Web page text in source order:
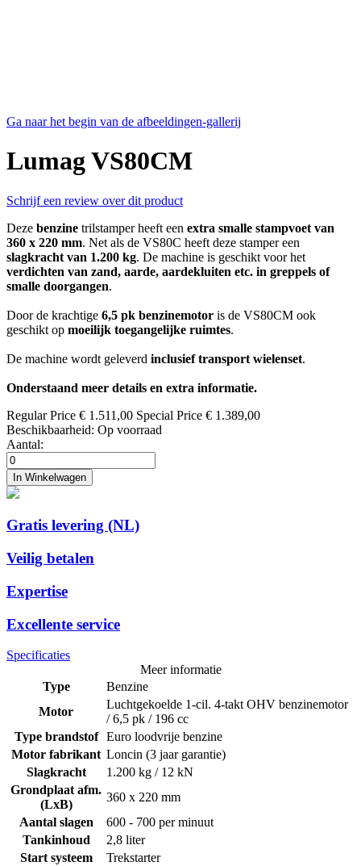
Ga naar het begin van de afbeeldingen-gallerij
Lumag VS80CM
Schrijf een review over dit product
Deze benzine trilstamper heeft een extra smalle stampvoet van
360 x 220 mm. Net als de VS80C heeft deze stamper een
slagkracht van 1.200 kg. De machine is geschikt voor het
verdichten van zand, aarde, aardekluiten etc. in greppels of
smalle doorgangen.
Door de krachtige 6,5 pk benzinemotor is de VS80CM ook
geschikt op moeilijk toegangelijke ruimtes.
De machine wordt geleverd inclusief transport wielenset.
Onderstaand meer details en extra informatie.
Regular Price € 1.511,00 Special Price € 1.389,00
Beschikbaarheid: Op voorraad
Aantal:
In Winkelwagen
Gratis levering (NL)
Veilig betalen
Expertise
Excellente service
Specificaties
Meer informatie
Type
Benzine
Motor
Luchtgekoelde 1-cil. 4-takt OHV benzinemotor
/ 6,5 pk / 196 cc
Type brandstof
Euro loodvrije benzine
Motor fabrikant Loncin (3 jaar garantie)
Slagkracht
1.200 kg / 12 kN
Grondplaat afm.
(LxB)
360 x 220 mm
Aantal slagen
600 - 700 per minuut
Tankinhoud
2,8 liter
Start systeem
Trekstarter